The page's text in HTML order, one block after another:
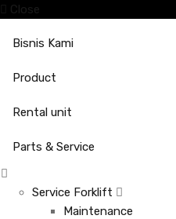
Close
Bisnis Kami
Product
Rental unit
Parts & Service
Service Forklift
Maintenance